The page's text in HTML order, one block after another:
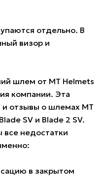
отдельно. В
визор и
шлем от MT Helmets
компании. Эта
и отзывы о шлемах MT
SV и Blade 2 SV.
все недостатки
в закрытом